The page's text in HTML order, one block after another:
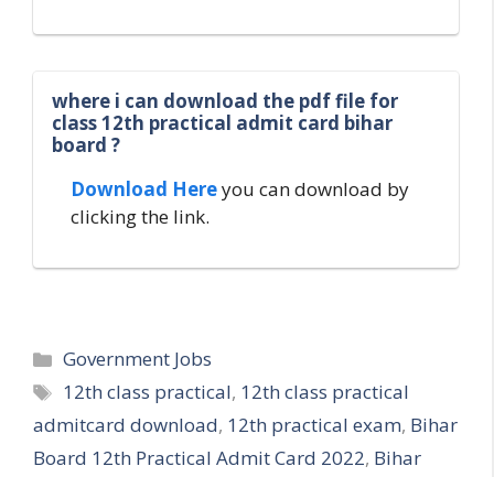
where i can download the pdf file for
class 12th practical admit card bihar
board ?
Download Hereyou can download by
clicking the link.
Categories
Government Jobs
Tags
12th class practical, 12th class practical
admitcard download, 12th practical exam, Bihar
Board 12th Practical Admit Card 2022, Bihar